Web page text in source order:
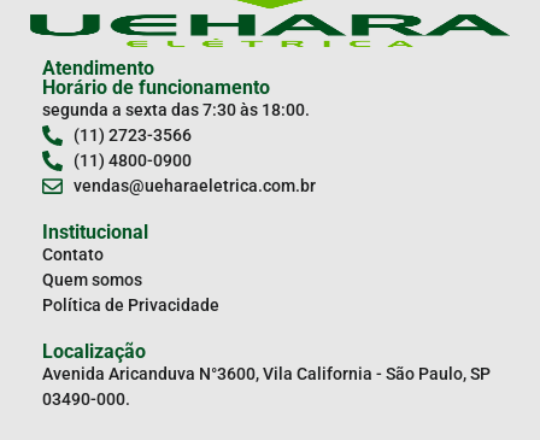
Atendimento
Horário de funcionamento
segunda a sexta das 7:30 às 18:00.
(11) 2723-3566
(11) 4800-0900
vendas@ueharaeletrica.com.br
Institucional
Contato
Quem somos
Política de Privacidade
Localização
Avenida Aricanduva N°3600, Vila California - São Paulo, SP
03490-000.